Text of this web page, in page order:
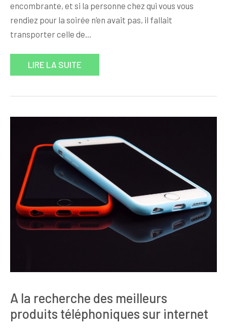
encombrante, et si la personne chez qui vous vous
rendiez pour la soirée n’en avait pas, il fallait
transporter celle de…
LIRE LA SUITE
A la recherche des meilleurs
produits téléphoniques sur internet